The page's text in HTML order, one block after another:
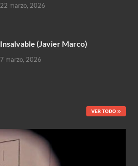
22 marzo, 2026
Insalvable (Javier Marco)
7 marzo, 2026
VER TODO